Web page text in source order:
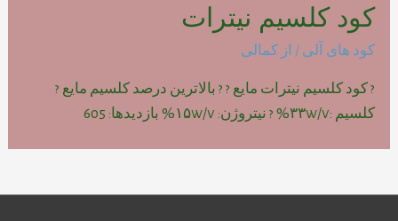
کود کلسیم نیترات
کود های آلی / از کمالی
? کود کلسیم نیترات مایع ? ? بالاترین درصد کلسیم مایع ?
کلسیم :۳۳w/v% ? نیتروژن: ۱۵w/v% بازدیدها: 605